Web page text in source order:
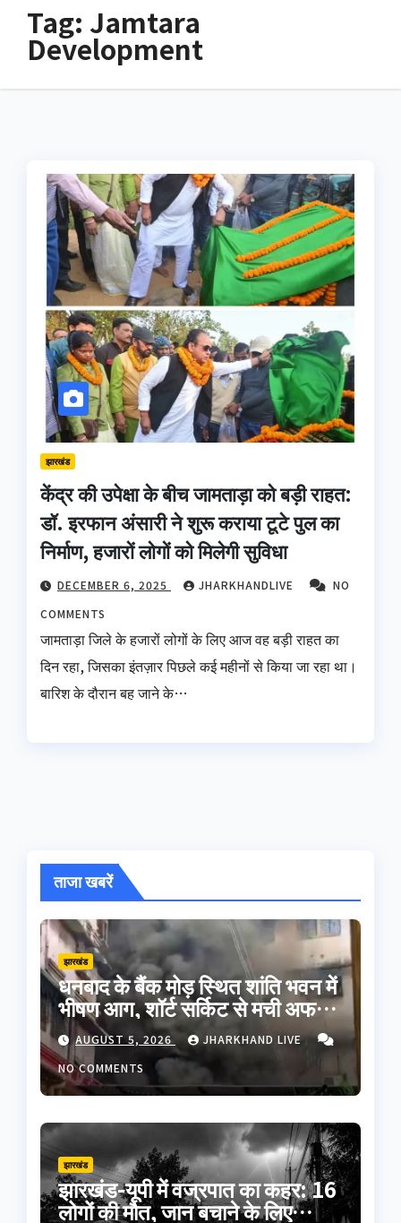
Tag: Jamtara
Development
झारखंड
केंद्र की उपेक्षा के बीच जामताड़ा को बड़ी राहत:
डॉ. इरफान अंसारी ने शुरू कराया टूटे पुल का
निर्माण, हजारों लोगों को मिलेगी सुविधा
DECEMBER 6, 2025 JHARKHANDLIVE
NO
COMMENTS
जामताड़ा जिले के हजारों लोगों के लिए आज वह बड़ी राहत का
दिन रहा, जिसका इंतज़ार पिछले कई महीनों से किया जा रहा था।
बारिश के दौरान बह जाने के…
ताजा खबरें
झारखंड
धनबाद के बैंक मोड़ स्थित शांति भवन में
भीषण आग, शॉर्ट सर्किट से मची अफरा-
तफरी; बड़ा हादसा टला
AUGUST 5, 2026
JHARKHAND LIVE
NO COMMENTS
झारखंड
झारखंड-यूपी में वज्रपात का कहर: 16
लोगों की मौत, जान बचाने के लिए